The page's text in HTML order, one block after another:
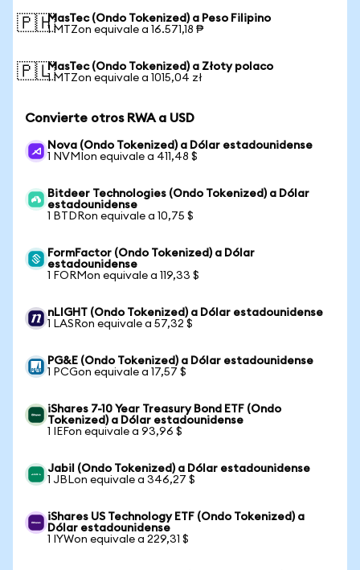
🇵🇭MasTec (Ondo Tokenized) a Peso Filipino
1 MTZon equivale a 16.571,18 ₱
🇵🇱MasTec (Ondo Tokenized) a Złoty polaco
1 MTZon equivale a 1015,04 zł
Convierte otros RWA a USD
Nova (Ondo Tokenized) a Dólar estadounidense
1 NVMIon equivale a 411,48 $
Bitdeer Technologies (Ondo Tokenized) a Dólar
estadounidense
1 BTDRon equivale a 10,75 $
FormFactor (Ondo Tokenized) a Dólar
estadounidense
1 FORMon equivale a 119,33 $
nLIGHT (Ondo Tokenized) a Dólar estadounidense
1 LASRon equivale a 57,32 $
PG&E (Ondo Tokenized) a Dólar estadounidense
1 PCGon equivale a 17,57 $
iShares 7-10 Year Treasury Bond ETF (Ondo
Tokenized) a Dólar estadounidense
1 IEFon equivale a 93,96 $
Jabil (Ondo Tokenized) a Dólar estadounidense
1 JBLon equivale a 346,27 $
iShares US Technology ETF (Ondo Tokenized) a
Dólar estadounidense
1 IYWon equivale a 229,31 $